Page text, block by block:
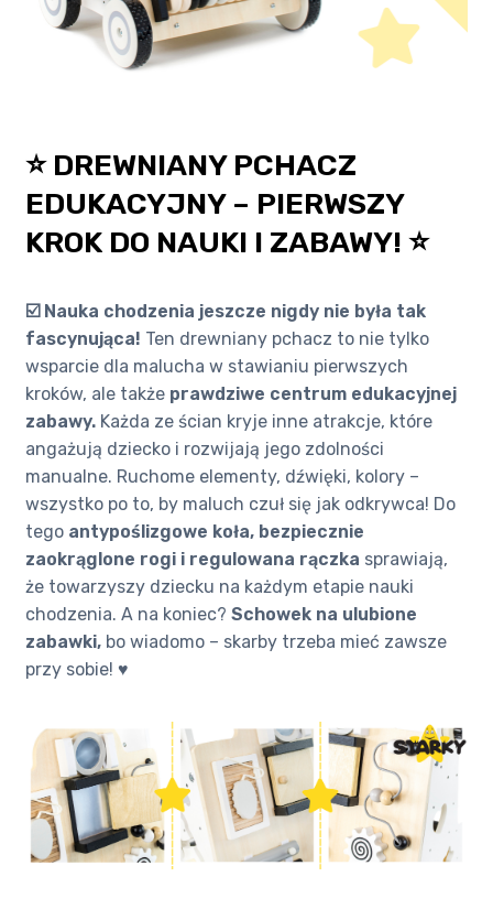
⭐ DREWNIANY PCHACZ
EDUKACYJNY – PIERWSZY
KROK DO NAUKI I ZABAWY! ⭐
☑️ Nauka chodzenia jeszcze nigdy nie była tak
fascynująca! Ten drewniany pchacz to nie tylko
wsparcie dla malucha w stawianiu pierwszych
kroków, ale także prawdziwe centrum edukacyjnej
zabawy.Każda ze ścian kryje inne atrakcje, które
angażują dziecko i rozwijają jego zdolności
manualne. Ruchome elementy, dźwięki, kolory –
wszystko po to, by maluch czuł się jak odkrywca! Do
tego antypoślizgowe koła, bezpiecznie
zaokrąglone rogi i regulowana rączka sprawiają,
że towarzyszy dziecku na każdym etapie nauki
chodzenia. A na koniec? Schowek na ulubione
zabawki,bo wiadomo – skarby trzeba mieć zawsze
przy sobie! ♥️